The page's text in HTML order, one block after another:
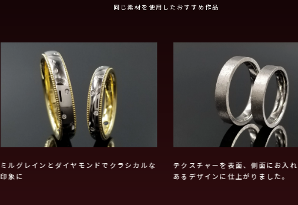
同じ素材を使用したおすすめ作品
ミルグレインとダイヤモンドでクラシカルな
印象に
テクスチャーを表面、側面にお入
あるデザインに仕上がりました。